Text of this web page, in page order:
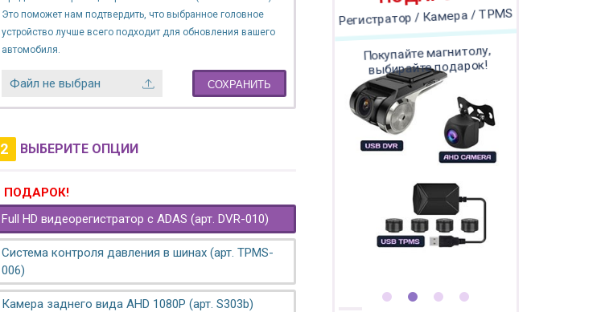
Это поможет нам подтвердить, что выбранное головное
устройство лучше всего подходит для обновления вашего
автомобиля.
Файл не выбран СОХРАНИТЬ
2 ВЫБЕРИТЕ ОПЦИИ
ПОДАРОК!
Full HD видеорегистратор с ADAS (арт. DVR-010)
Система контроля давления в шинах (арт. TPMS-
006)
Камера заднего вида AHD 1080P (арт. S303b)
Регистратор / Камера / TPMS
Покупайте магнитолу,
выбирайте подарок!